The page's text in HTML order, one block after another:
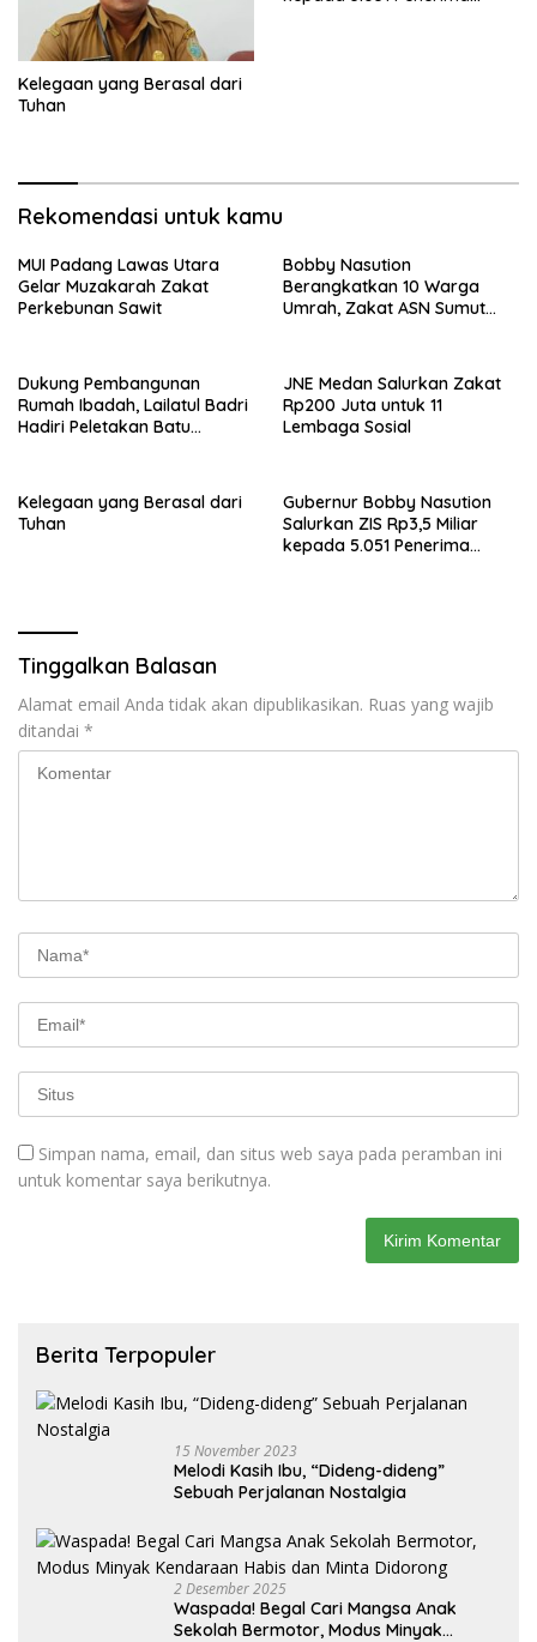
Kelegaan yang Berasal dari
Tuhan
Rekomendasi untuk kamu
MUI Padang Lawas Utara
Gelar Muzakarah Zakat
Perkebunan Sawit
Bobby Nasution
Berangkatkan 10 Warga
Umrah, Zakat ASN Sumut
Dukung Pembangunan
Rumah Ibadah, Lailatul Badri
Hadiri Peletakan Batu
JNE Medan Salurkan Zakat
Rp200 Juta untuk 11
Lembaga Sosial
Kelegaan yang Berasal dari
Tuhan
Gubernur Bobby Nasution
Salurkan ZIS Rp3,5 Miliar
kepada 5.051 Penerima
Tinggalkan Balasan
Alamat email Anda tidak akan dipublikasikan. Ruas yang wajib
ditandai *
Simpan nama, email, dan situs web saya pada peramban ini
untuk komentar saya berikutnya.
Berita Terpopuler
15 November 2023
Melodi Kasih Ibu, “Dideng-dideng”
Sebuah Perjalanan Nostalgia
2 Desember 2025
Waspada! Begal Cari Mangsa Anak
Sekolah Bermotor, Modus Minyak